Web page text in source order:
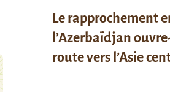
Le rapprochement
l’Azerbaïdjan
route vers l’Asie